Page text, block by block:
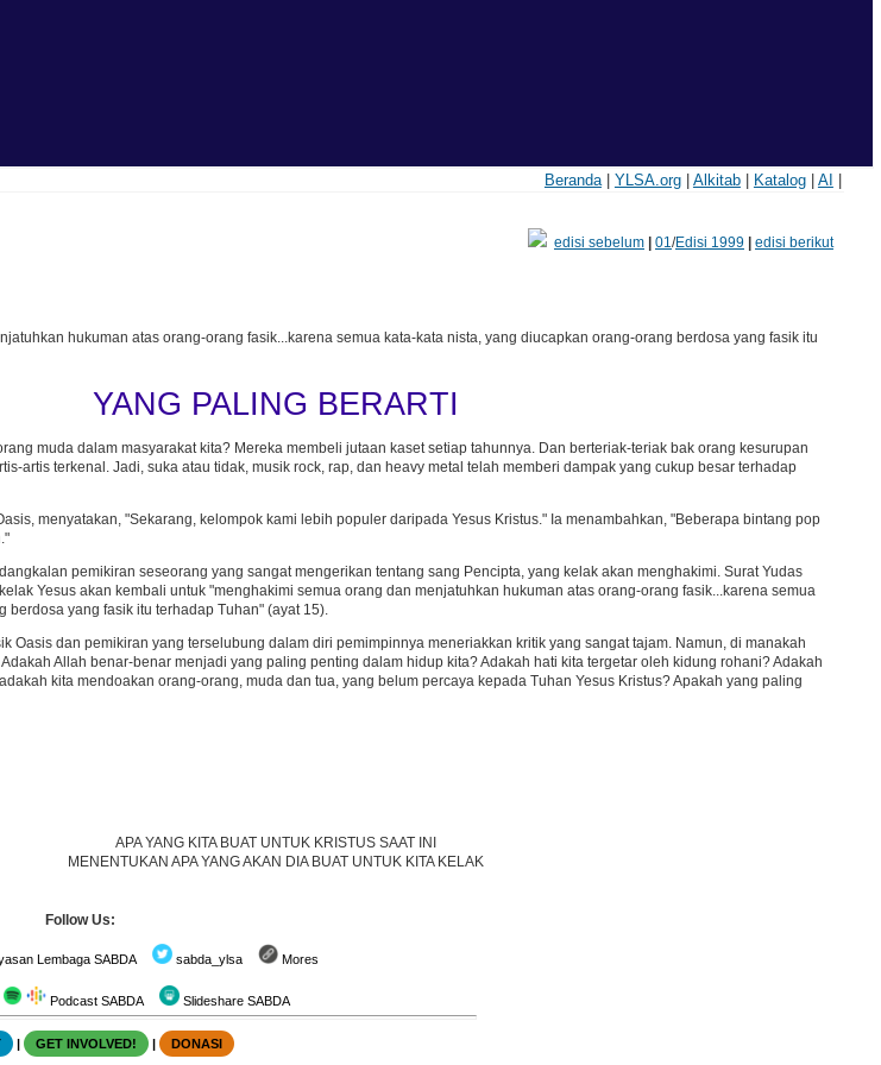
Beranda| YLSA.org| Alkitab| Katalog| AI
edisi sebelum| 01/Edisi 1999| edisi berikut
hukuman atas orang-orang fasik...karena semua kata-kata nista, yang diucapkan orang-orang berdosa yang fasik itu
YANG PALING BERARTI
muda dalam masyarakat kita? Mereka membeli jutaan kaset setiap tahunnya. Dan berteriak-teriak bak orang kesurupan
artis terkenal. Jadi, suka atau tidak, musik rock, rap, dan heavy metal telah memberi dampak yang cukup besar terhadap
menyatakan, "Sekarang, kelompok kami lebih populer daripada Yesus Kristus." Ia menambahkan, "Beberapa bintang pop
pemikiran seseorang yang sangat mengerikan tentang sang Pencipta, yang kelak akan menghakimi. Surat Yudas
Yesus akan kembali untuk "menghakimi semua orang dan menjatuhkan hukuman atas orang-orang fasik...karena semua
berdosa yang fasik itu terhadap Tuhan" (ayat 15).
Oasis dan pemikiran yang terselubung dalam diri pemimpinnya meneriakkan kritik yang sangat tajam. Namun, di manakah
Allah benar-benar menjadi yang paling penting dalam hidup kita? Adakah hati kita tergetar oleh kidung rohani? Adakah
kita mendoakan orang-orang, muda dan tua, yang belum percaya kepada Tuhan Yesus Kristus? Apakah yang paling
APA YANG KITA BUAT UNTUK KRISTUS SAAT INI
MENENTUKAN APA YANG AKAN DIA BUAT UNTUK KITA KELAK
Follow Us:
Lembaga SABDA sabda_ylsa Mores
Podcast SABDA Slideshare SABDA
| GET INVOLVED! | DONASI